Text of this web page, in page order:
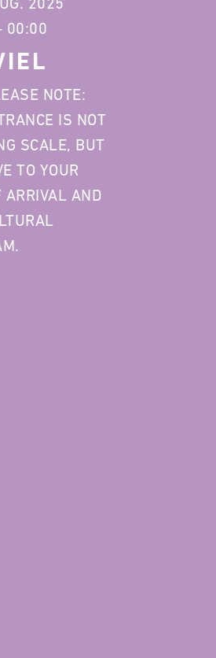
00:00
NOTE:
IS NOT
SCALE, BUT
TO YOUR
ARRIVAL AND